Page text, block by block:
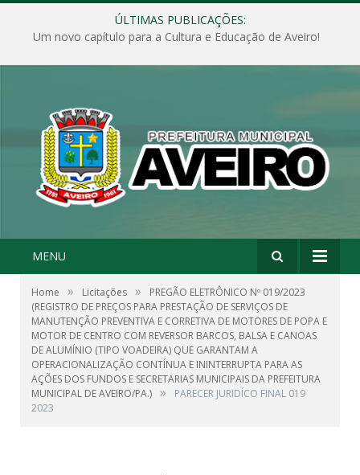
ÚLTIMAS PUBLICAÇÕES:
Um novo capítulo para a Cultura e Educação de Aveiro!
MENU
Home » Licitações »
PREGÃO ELETRÔNICO Nº 019/2023
(REGISTRO DE PREÇOS PARA PRESTAÇÃO DE SERVIÇOS DE
MANUTENÇÃO PREVENTIVA E CORRETIVA DE MOTORES DE POPA E
MOTOR DE CENTRO COM REVERSOR BARCOS, BALSA E CANOAS
DE ALUMÍNIO (TIPO VOADEIRA) QUE GARANTAM A
OPERACIONALIZAÇÃO CONTÍNUA E ININTERRUPTA PARA AS
AÇÕES DOS FUNDOS E SECRETARIAS MUNICIPAIS DA PREFEITURA
MUNICIPAL DE AVEIRO/PA.) »
PARECER JURIDÍCO FINAL 019
2023